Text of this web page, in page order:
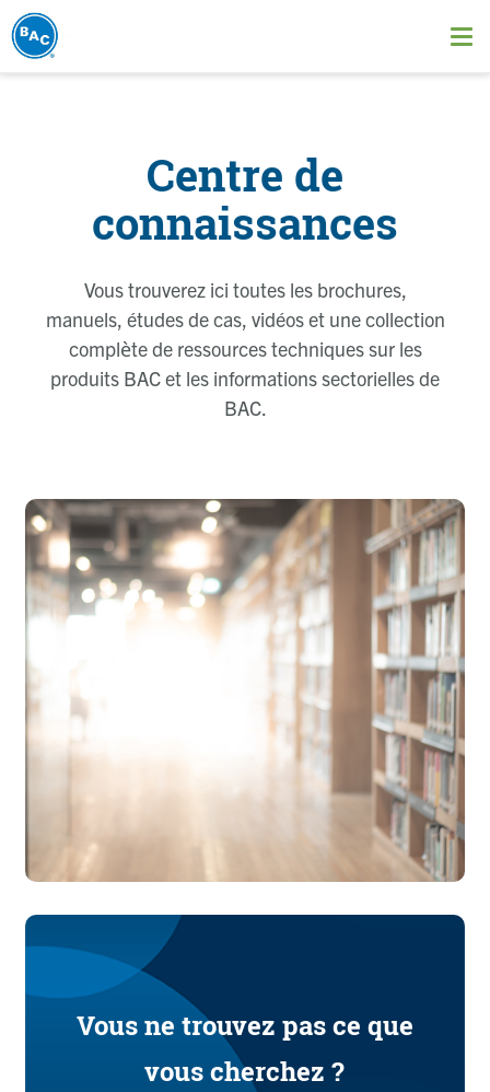
Aller
au
Centre de
connaissances
Vous trouverez ici toutes les brochures,
manuels, études de cas, vidéos et une collection
complète de ressources techniques sur les
produits BAC et les informations sectorielles de
BAC.
Vous ne trouvez pas ce que
vous cherchez ?